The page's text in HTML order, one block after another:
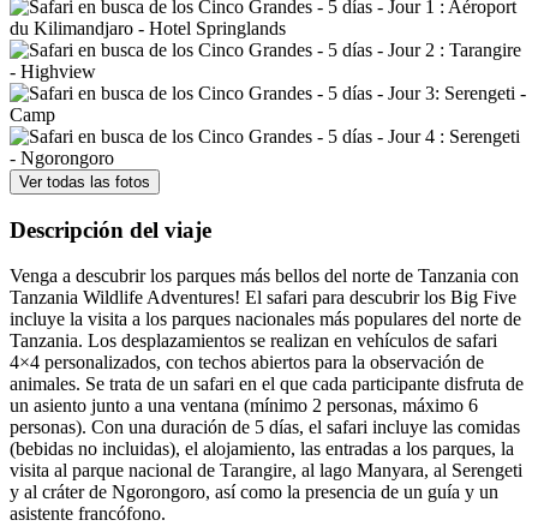
Ver todas las fotos
Descripción del viaje
Venga a descubrir los parques más bellos del norte de Tanzania con
Tanzania Wildlife Adventures! El safari para descubrir los Big Five
incluye la visita a los parques nacionales más populares del norte de
Tanzania. Los desplazamientos se realizan en vehículos de safari
4×4 personalizados, con techos abiertos para la observación de
animales. Se trata de un safari en el que cada participante disfruta de
un asiento junto a una ventana (mínimo 2 personas, máximo 6
personas). Con una duración de 5 días, el safari incluye las comidas
(bebidas no incluidas), el alojamiento, las entradas a los parques, la
visita al parque nacional de Tarangire, al lago Manyara, al Serengeti
y al cráter de Ngorongoro, así como la presencia de un guía y un
asistente francófono.